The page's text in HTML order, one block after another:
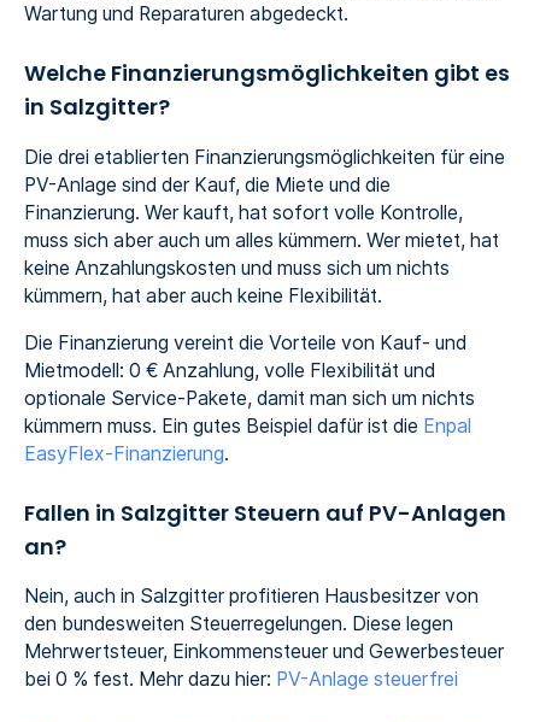
Wartung und Reparaturen abgedeckt.
Welche Finanzierungsmöglichkeiten gibt es
in Salzgitter?
Die drei etablierten Finanzierungsmöglichkeiten für eine
PV-Anlage sind der Kauf, die Miete und die
Finanzierung. Wer kauft, hat sofort volle Kontrolle,
muss sich aber auch um alles kümmern. Wer mietet, hat
keine Anzahlungskosten und muss sich um nichts
kümmern, hat aber auch keine Flexibilität.
Die Finanzierung vereint die Vorteile von Kauf- und
Mietmodell: 0 € Anzahlung, volle Flexibilität und
optionale Service-Pakete, damit man sich um nichts
kümmern muss. Ein gutes Beispiel dafür ist die Enpal
EasyFlex-Finanzierung.
Fallen in Salzgitter Steuern auf PV-Anlagen
an?
Nein, auch in Salzgitter profitieren Hausbesitzer von
den bundesweiten Steuerregelungen. Diese legen
Mehrwertsteuer, Einkommensteuer und Gewerbesteuer
bei 0 % fest. Mehr dazu hier: PV-Anlage steuerfrei